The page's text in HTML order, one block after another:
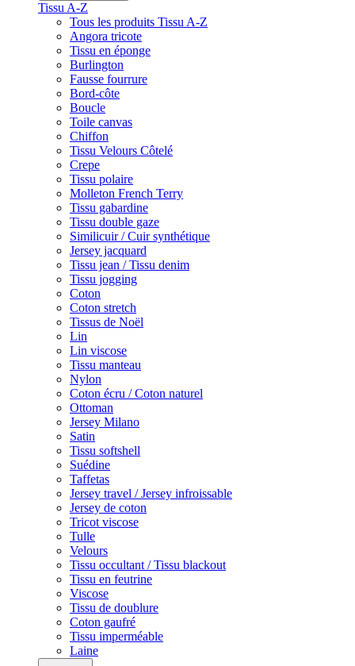
Tissu A-Z
Tous les produits Tissu A-Z
Angora tricote
Tissu en éponge
Burlington
Fausse fourrure
Bord-côte
Boucle
Toile canvas
Chiffon
Tissu Velours Côtelé
Crepe
Tissu polaire
Molleton French Terry
Tissu gabardine
Tissu double gaze
Similicuir / Cuir synthétique
Jersey jacquard
Tissu jean / Tissu denim
Tissu jogging
Coton
Coton stretch
Tissus de Noël
Lin
Lin viscose
Tissu manteau
Nylon
Coton écru / Coton naturel
Ottoman
Jersey Milano
Satin
Tissu softshell
Suédine
Taffetas
Jersey travel / Jersey infroissable
Jersey de coton
Tricot viscose
Tulle
Velours
Tissu occultant / Tissu blackout
Tissu en feutrine
Viscose
Tissu de doublure
Coton gaufré
Tissu imperméable
Laine